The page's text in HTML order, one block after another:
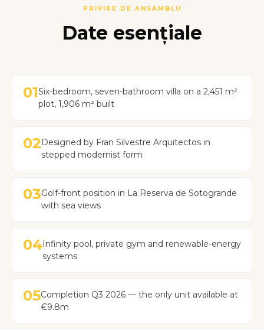
PRIVIRE DE ANSAMBLU
Date esențiale
01Six-bedroom, seven-bathroom villa on a 2,451 m²
plot, 1,906 m² built
02Designed by Fran Silvestre Arquitectos in
stepped modernist form
03Golf-front position in La Reserva de Sotogrande
with sea views
04Infinity pool, private gym and renewable-energy
systems
05Completion Q3 2026 — the only unit available at
€9.8m